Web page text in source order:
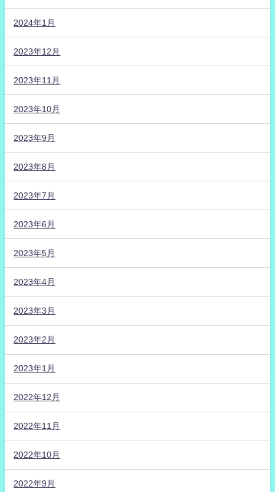
2024年1月
2023年12月
2023年11月
2023年10月
2023年9月
2023年8月
2023年7月
2023年6月
2023年5月
2023年4月
2023年3月
2023年2月
2023年1月
2022年12月
2022年11月
2022年10月
2022年9月